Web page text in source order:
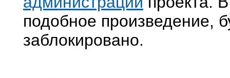
подобное произведение,
заблокировано.